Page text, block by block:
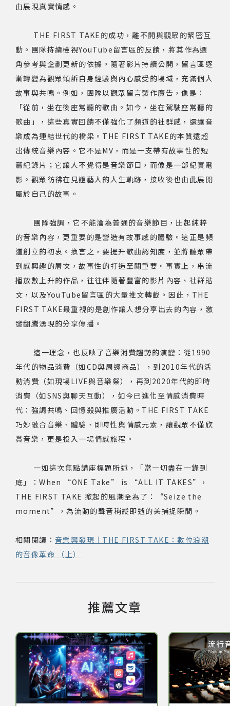
由展現真實情感。
THE FIRST TAKE的成功，離不開與觀眾的緊密互
動。團隊持續檢視YouTube留言區的反饋，將其作為選
角參考與企劃更新的依據。隨著影片持續公開，留言區逐
漸轉變為觀眾傾訴自身經驗與內心感受的場域，充滿個人
故事與共鳴。例如，團隊以觀眾留言製作廣告，像是：
「從前，坐在後座常聽的歌曲。如今，坐在駕駛座常聽的
歌曲」，這些真實回饋不僅強化了頻道的社群感，還讓音
樂成為連結世代的橋梁。THE FIRST TAKE的本質遠超
出傳統音樂內容。它不是MV，而是一支帶有故事性的短
篇紀錄片；它讓人不覺得是音樂節目，而像是一部紀實電
影。觀眾彷彿在見證藝人的人生軌跡，接收後也由此展開
屬於自己的故事。
團隊強調，它不能淪為普通的音樂節目，比起純粹
的音樂內容，更重要的是營造有故事感的體驗。這正是頻
道創立的初衷。換言之，要提升歌曲認知度，並將聽眾帶
到感興趣的層次，故事性的打造至關重要。事實上，串流
播放數上升的作品，往往伴隨著豐富的影片內容、社群貼
文，以及YouTube留言區的大量推文轉載。因此，THE
FIRST TAKE最重視的是創作讓人想分享出去的內容，激
發翻騰湧現的分享傳播。
這一理念，也反映了音樂消費趨勢的演變：從1990
年代的物品消費（如CD與周邊商品），到2010年代的活
動消費（如現場LIVE與音樂祭），再到2020年代的即時
消費（如SNS與聊天互動），如今已進化至情感消費時
代：強調共鳴、回憶殺與推廣活動。THE FIRST TAKE
巧妙融合音樂、體驗、即時性與情感元素，讓觀眾不僅欣
賞音樂，更是投入一場情感旅程。
一如這次焦點講座標題所述，「當一切盡在一錄到
底」：When “ONE Take” is “ALL IT TAKES”，
THE FIRST TAKE 掀起的風潮全為了：“Seize the
moment”，為流動的聲音稍縱即逝的美捕捉瞬間。
相關閱讀： 音樂興發現｜THE FIRST TAKE：數位浪潮
的音像革命 （上）
推薦文章